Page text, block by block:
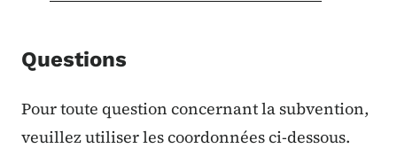
Questions
Pour toute question concernant la subvention,
veuillez utiliser les coordonnées ci-dessous.